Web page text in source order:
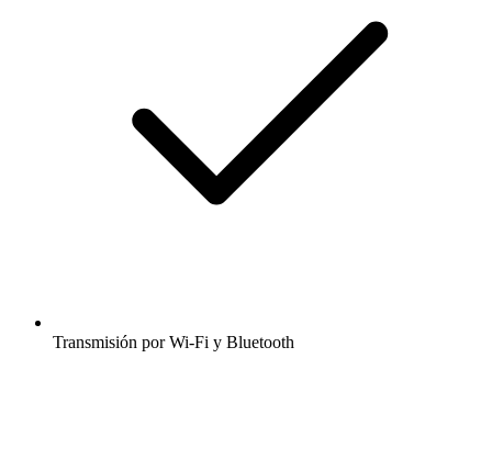
Transmisión por Wi-Fi y Bluetooth